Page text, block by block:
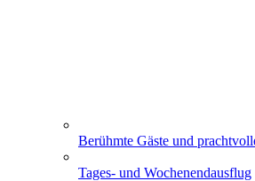
Berühmte Gäste und
Tages- und Wochenendausflug